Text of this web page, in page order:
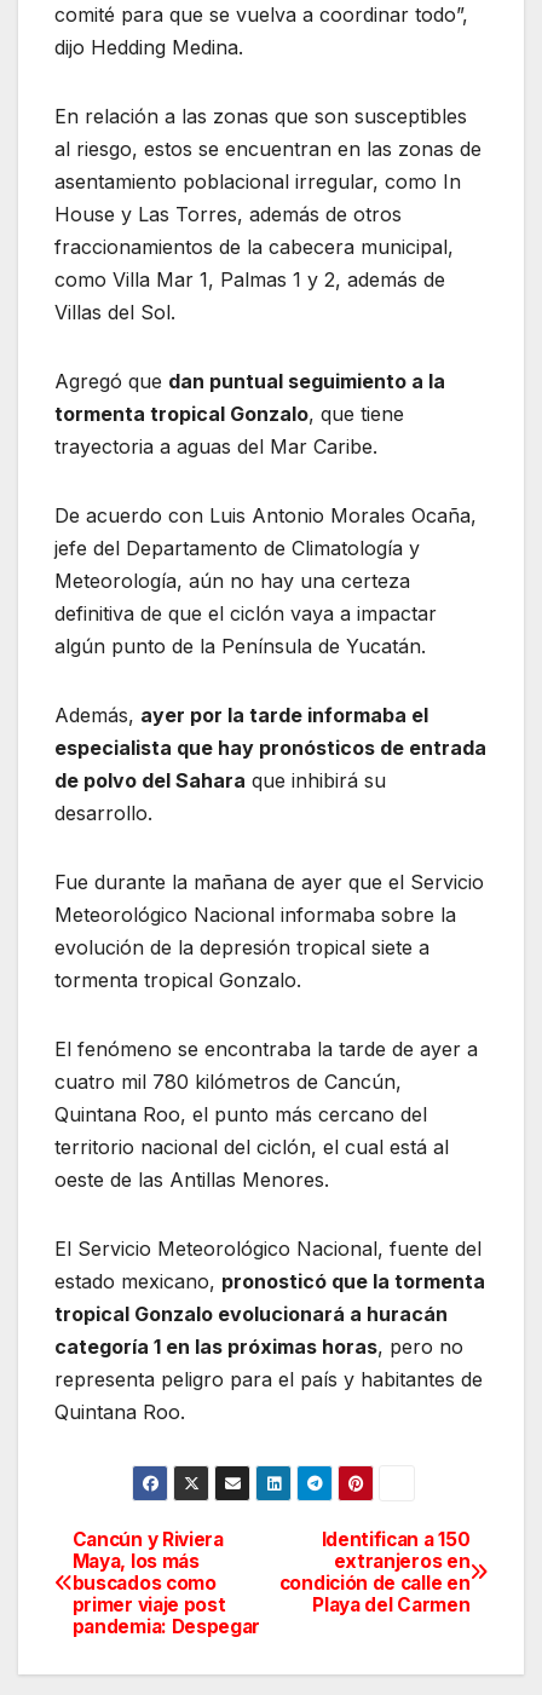
comité para que se vuelva a coordinar todo”,
dijo Hedding Medina.
En relación a las zonas que son susceptibles
al riesgo, estos se encuentran en las zonas de
asentamiento poblacional irregular, como In
House y Las Torres, además de otros
fraccionamientos de la cabecera municipal,
como Villa Mar 1, Palmas 1 y 2, además de
Villas del Sol.
Agregó que dan puntual seguimiento a la
tormenta tropical Gonzalo, que tiene
trayectoria a aguas del Mar Caribe.
De acuerdo con Luis Antonio Morales Ocaña,
jefe del Departamento de Climatología y
Meteorología, aún no hay una certeza
definitiva de que el ciclón vaya a impactar
algún punto de la Península de Yucatán.
Además, ayer por la tarde informaba el
especialista que hay pronósticos de entrada
de polvo del Sahara que inhibirá su
desarrollo.
Fue durante la mañana de ayer que el Servicio
Meteorológico Nacional informaba sobre la
evolución de la depresión tropical siete a
tormenta tropical Gonzalo.
El fenómeno se encontraba la tarde de ayer a
cuatro mil 780 kilómetros de Cancún,
Quintana Roo, el punto más cercano del
territorio nacional del ciclón, el cual está al
oeste de las Antillas Menores.
El Servicio Meteorológico Nacional, fuente del
estado mexicano, pronosticó que la tormenta
tropical Gonzalo evolucionará a huracán
categoría 1 en las próximas horas, pero no
representa peligro para el país y habitantes de
Quintana Roo.
Navegación
de
entradas
Identifican a 150
extranjeros en
condición de calle en
Playa del Carmen
Cancún y Riviera
Maya, los más
buscados como
primer viaje post
pandemia: Despegar